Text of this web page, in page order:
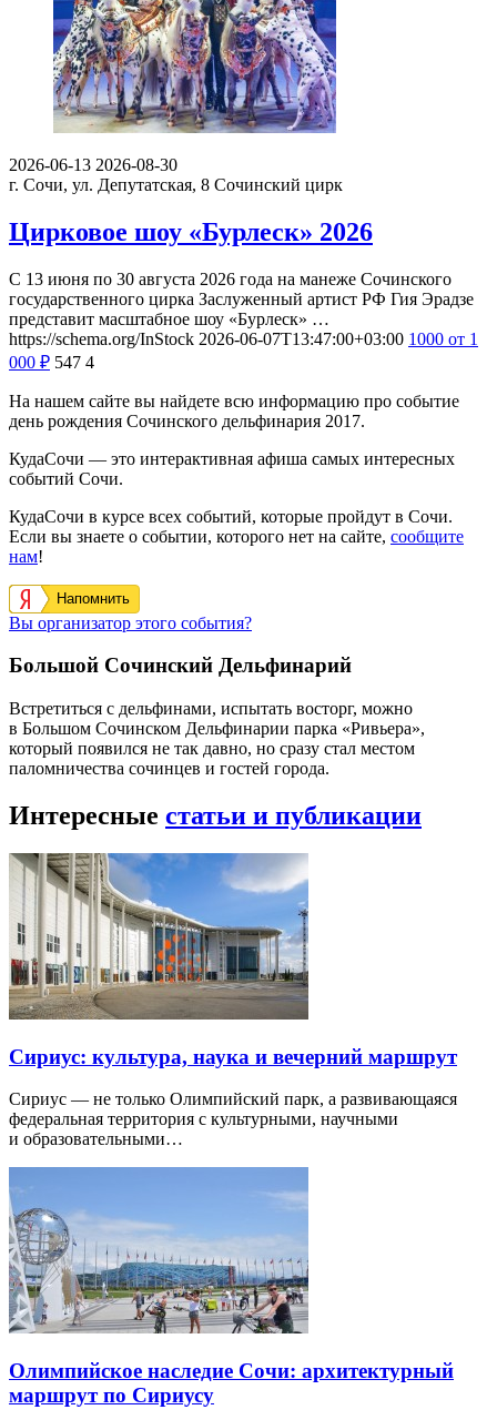
2026-06-13 2026-08-30
г. Сочи, ул. Депутатская, 8 Сочинский цирк
Цирковое шоу «Бурлеск» 2026
С 13 июня по 30 августа 2026 года на манеже Сочинского
государственного цирка Заслуженный артист РФ Гия Эрадзе
представит масштабное шоу «Бурлеск» …
https://schema.org/InStock 2026-06-07T13:47:00+03:00 1000 от 1
000 ₽ 547 4
На нашем сайте вы найдете всю информацию про событие
день рождения Сочинского дельфинария 2017.
КудаСочи — это интерактивная афиша самых интересных
событий Сочи.
КудаСочи в курсе всех событий, которые пройдут в Сочи.
Если вы знаете о событии, которого нет на сайте, сообщите
нам!
Напомнить
Вы организатор этого события?
Большой Сочинский Дельфинарий
Встретиться с дельфинами, испытать восторг, можно
в Большом Сочинском Дельфинарии парка «Ривьера»,
который появился не так давно, но сразу стал местом
паломничества сочинцев и гостей города.
Интересные статьи и публикации
Сириус: культура, наука и вечерний маршрут
Сириус — не только Олимпийский парк, а развивающаяся
федеральная территория с культурными, научными
и образовательными…
Олимпийское наследие Сочи: архитектурный
маршрут по Сириусу